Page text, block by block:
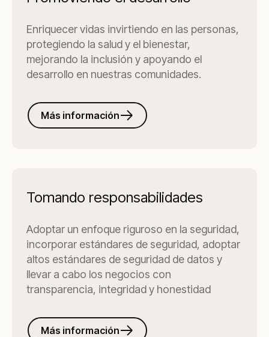
Enriquecer vidas invirtiendo en las personas,
protegiendo la salud y el bienestar,
mejorando la inclusión y apoyando el
desarrollo en nuestras comunidades.
Más información
Tomando responsabilidades
Adoptar un enfoque riguroso en la seguridad,
incorporar estándares de seguridad, adoptar
altos estándares de seguridad de datos y
llevar a cabo los negocios con
transparencia, integridad y honestidad
Más información